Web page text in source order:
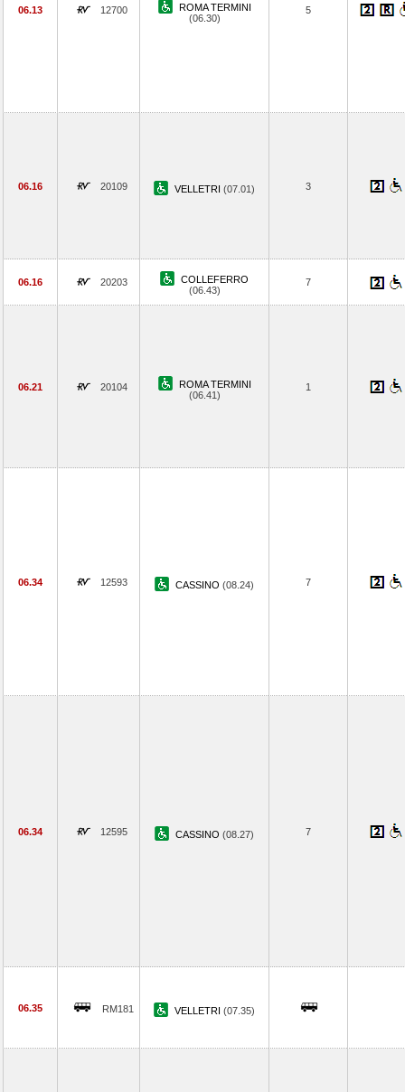
06.13 12700
ROMA TERMINI
(06.30)
5
06.16 20109 VELLETRI (07.01) 3
06.16 20203
COLLEFERRO
(06.43)
7
06.21 20104
ROMA TERMINI
(06.41)
1
06.34 12593 CASSINO (08.24) 7
06.34 12595 CASSINO (08.27) 7
06.35 RM181 VELLETRI (07.35)